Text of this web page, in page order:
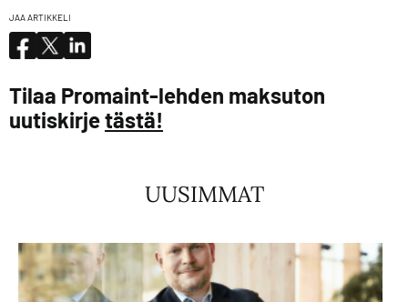
JAA ARTIKKELI
Tilaa Promaint-lehden maksuton
uutiskirjetästä!
UUSIMMAT